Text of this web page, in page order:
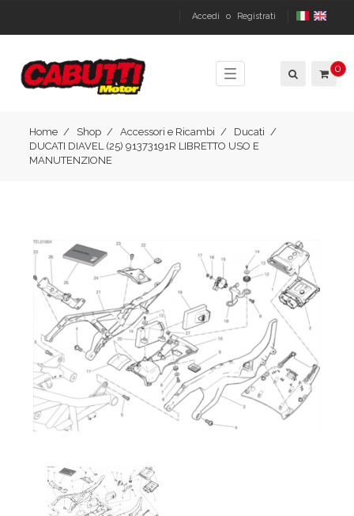
Accedi o Registrati
Toggle
navigation
0
Home Shop Accessori e Ricambi
Ducati
DUCATI DIAVEL (25) 91373191R LIBRETTO USO E
MANUTENZIONE